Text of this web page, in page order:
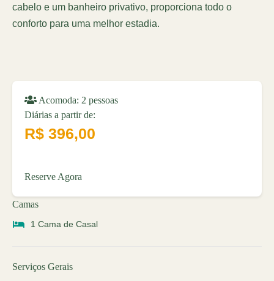
cabelo e um banheiro privativo, proporciona todo o
conforto para uma melhor estadia.
Acomoda: 2 pessoas
Diárias a partir de:
R$ 396,00
Reserve Agora
Camas
1 Cama de Casal
Serviços Gerais